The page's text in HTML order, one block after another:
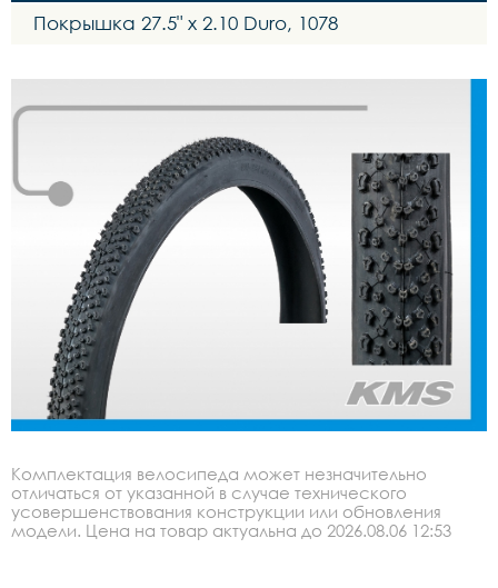
Покрышка 27.5" x 2.10 Duro, 1078
Комплектация велосипеда может незначительно
отличаться от указанной в случае технического
усовершенствования конструкции или обновления
модели. Цена на товар актуальна до 2026.08.06 12:53